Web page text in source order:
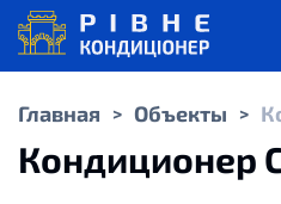
Главная > Объекты >
Кондиционер